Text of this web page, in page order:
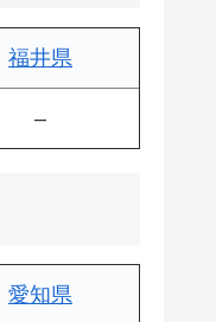
福井県
–
愛知県